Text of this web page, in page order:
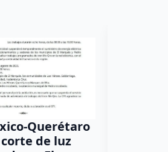
Querétaro
de luz